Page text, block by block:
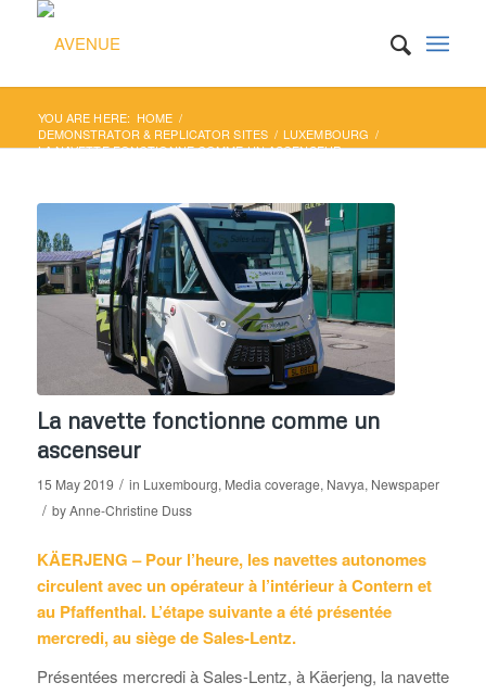
YOU ARE HERE: HOME /
DEMONSTRATOR & REPLICATOR SITES / LUXEMBOURG /
LA NAVETTE FONCTIONNE COMME UN ASCENSEUR
La navette fonctionne comme un
ascenseur
15 May 2019 / in Luxembourg, Media coverage, Navya, Newspaper
/ byAnne-Christine Duss
KÄERJENG – Pour l’heure, les navettes autonomes
circulent avec un opérateur à l’intérieur à Contern et
au Pfaffenthal. L’étape suivante a été présentée
mercredi, au siège de Sales-Lentz.
Présentées mercredi à Sales-Lentz, à Käerjeng, la navette